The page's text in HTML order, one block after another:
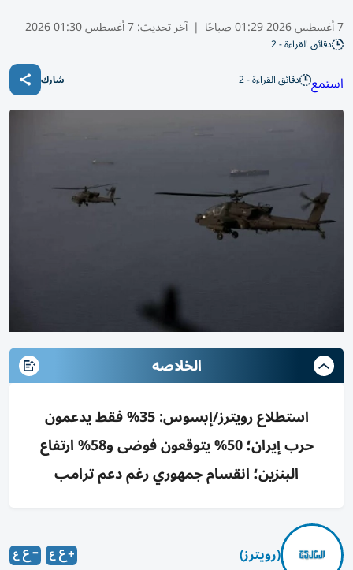
7 أغسطس 2026 01:29 صباحًا | آخر تحديث:7 أغسطس 01:30 2026
دقائق القراءة - 2
استمع دقائق القراءة - 2 شارك
الخلاصه
استطلاع رويترز/إبسوس: 35% فقط يدعمون
حرب إيران؛ 50% يتوقعون فوضى و58% ارتفاع
البنزين؛ انقسام جمهوري رغم دعم ترامب
(رويترز)